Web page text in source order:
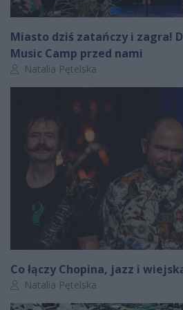
Miasto dziś zatańczy i zagra!
Music Camp przed nami
Autor artykułu:
Natalia Pętelska
Co łączy Chopina, jazz i
Autor artykułu:
Natalia Pętelska